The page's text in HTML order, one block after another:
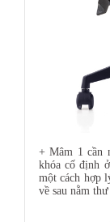
+ Mâm 1 cần
khóa cố định
một cách hợp
về sau nằm